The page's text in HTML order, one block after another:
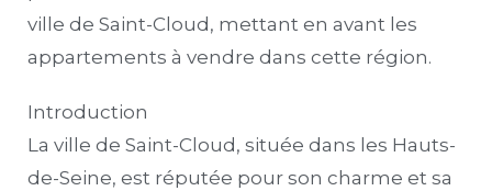
ville de Saint-Cloud, mettant en avant les
appartements à vendre dans cette région.
Introduction
La ville de Saint-Cloud, située dans les Hauts-
de-Seine, est réputée pour son charme et sa